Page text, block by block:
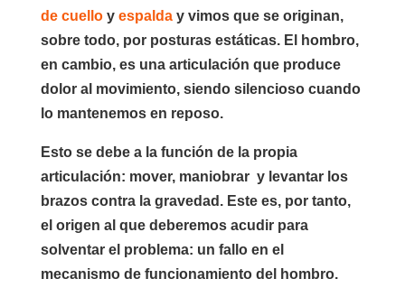
de cuelloyespalday vimos que se originan,
sobre todo, por posturas estáticas. El hombro,
en cambio, es una articulación que produce
dolor al movimiento, siendo silencioso cuando
lo mantenemos en reposo.
Esto se debe a la función de la propia
articulación: mover, maniobrar y levantar los
brazos contra la gravedad. Este es, por tanto,
el origen al que deberemos acudir para
solventar el problema: un fallo en el
mecanismo de funcionamiento del hombro.